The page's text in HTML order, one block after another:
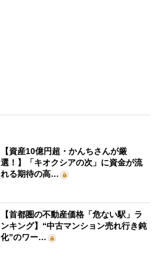
【資産10億円超・かんちさんが厳
選！】「キオクシアの次」に資金が流
れる期待の高…
【首都圏の不動産価格「危ない駅」ラ
ンキング】“中古マンション売れ行き鈍
化”のワー…